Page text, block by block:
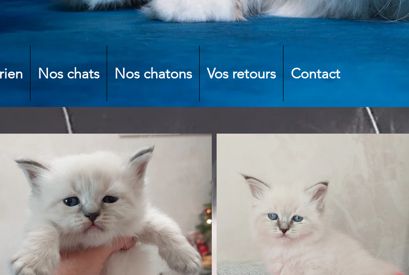
Nos chats Nos chatons Vos retours Contact